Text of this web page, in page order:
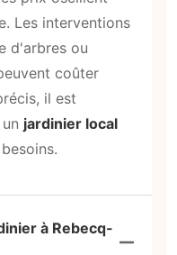
des
professionnels
en matière de
Twice, nous
selon des
garantir une mise